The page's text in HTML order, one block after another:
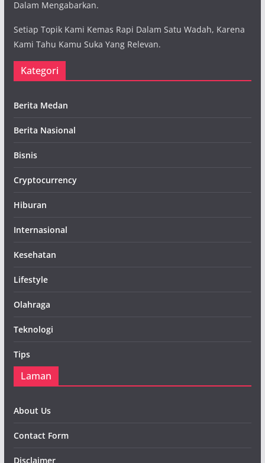
Dalam Mengabarkan.
Setiap Topik Kami Kemas Rapi Dalam Satu Wadah, Karena
Kami Tahu Kamu Suka Yang Relevan.
Kategori
Berita Medan
Berita Nasional
Bisnis
Cryptocurrency
Hiburan
Internasional
Kesehatan
Lifestyle
Olahraga
Teknologi
Tips
Laman
About Us
Contact Form
Disclaimer